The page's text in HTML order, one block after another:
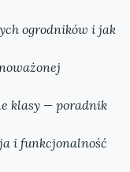
ogrodników i jak
klasy — poradnik
i funkcjonalność